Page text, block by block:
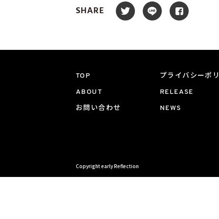
SHARE
TOP プライバシーポ
ABOUT RELEASE
お問い合わせ NEWS
Copyright early Reflection